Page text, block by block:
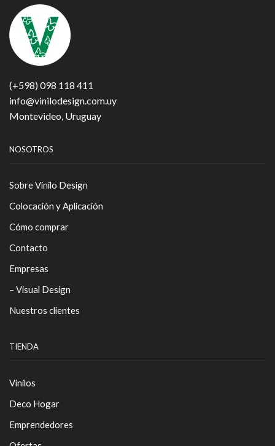
(+598) 098 118 411
info@vinilodesign.com.uy
Montevideo, Uruguay
NOSOTROS
Sobre Vinilo Design
Colocación y Aplicación
Cómo comprar
Contacto
Empresas
– Visual Design
Nuestros clientes
TIENDA
Vinilos
Deco Hogar
Emprendedores